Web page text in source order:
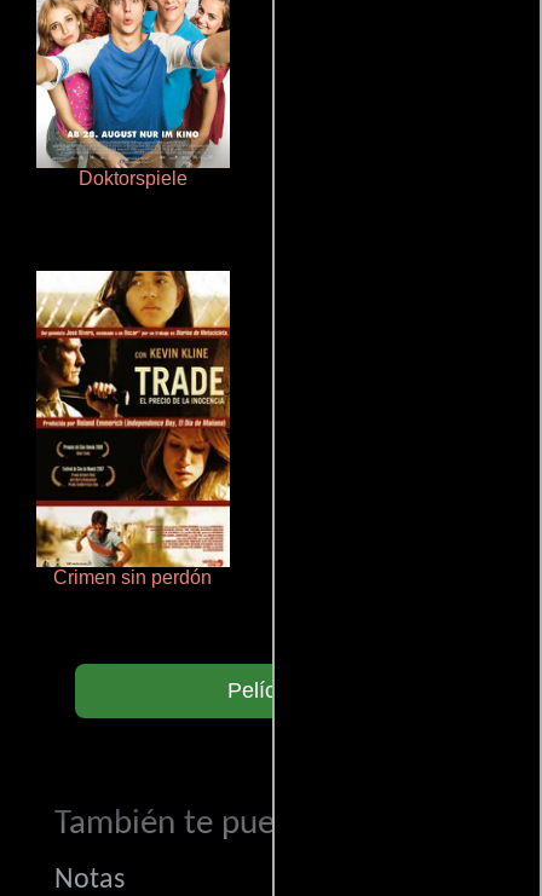
Doktorspiele
Crimen sin perdón
Películas
También te puede interesar...
Notas